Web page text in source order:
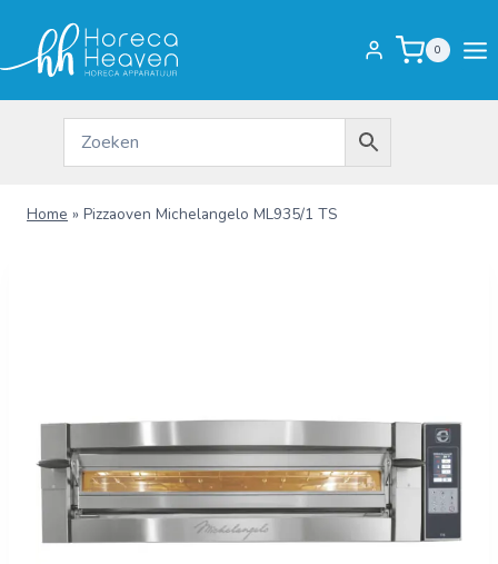
inhoud
0
Home » Pizzaoven Michelangelo ML935/1 TS